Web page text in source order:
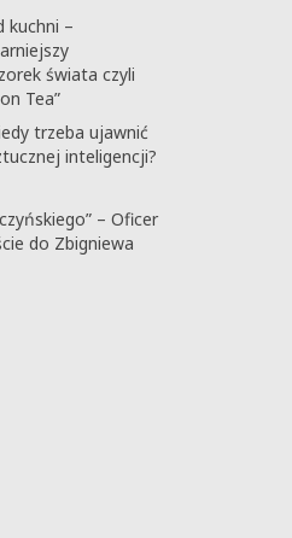
kuchni –
świata czyli
Tea”
trzeba ujawnić
inteligencji?
– Oficer
do Zbigniewa